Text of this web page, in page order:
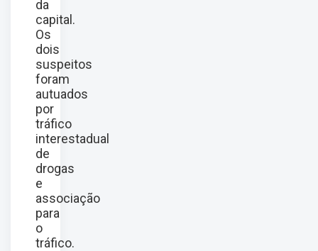
da
capital.
Os
dois
suspeitos
foram
autuados
por
tráfico
interestadual
de
drogas
e
associação
para
o
tráfico.